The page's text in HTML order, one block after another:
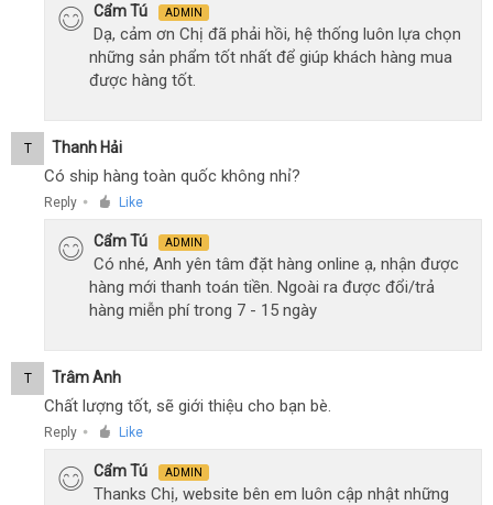
Cẩm Tú ADMIN
Dạ, cảm ơn Chị đã phải hồi, hệ thống luôn lựa chọn
những sản phẩm tốt nhất để giúp khách hàng mua
được hàng tốt.
T Thanh Hải
Có ship hàng toàn quốc không nhỉ?
Reply ● Like
Cẩm Tú ADMIN
Có nhé, Anh yên tâm đặt hàng online ạ, nhận được
hàng mới thanh toán tiền. Ngoài ra được đổi/trả
hàng miễn phí trong 7 - 15 ngày
T Trâm Anh
Chất lượng tốt, sẽ giới thiệu cho bạn bè.
Reply ● Like
Cẩm Tú ADMIN
Thanks Chị, website bên em luôn cập nhật những